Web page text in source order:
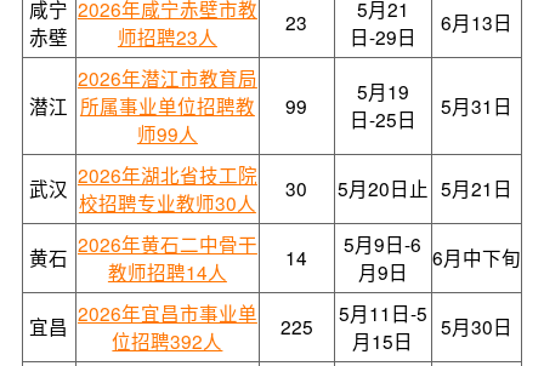
咸宁
赤壁
2026年咸宁赤壁市教
师招聘23人
23
5月21
日-29日
6月13日
潜江
2026年潜江市教育局
所属事业单位招聘教
师99人
99
5月19
日-25日
5月31日
武汉 2026年湖北省技工院
校招聘专业教师30人
30 5月20日止 5月21日
黄石 2026年黄石二中骨干
教师招聘14人
14
5月9日-6
月9日
6月中下旬
宜昌 2026年宜昌市事业单
位招聘392人
225
5月11日-5
月15日
5月30日